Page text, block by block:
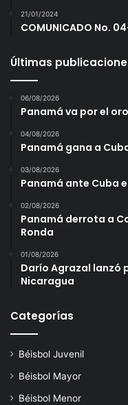
21/01/2024
COMUNICADO No.
Últimas
06/08/2026
Panamá va por el
04/08/2026
Panamá gana a
03/08/2026
Panamá ante Cuba
02/08/2026
Panamá derrota a
Ronda
01/08/2026
Darío Agrazal lanzó
Nicaragua
Categorías
Béisbol Juvenil
Béisbol Mayor
Béisbol Menor